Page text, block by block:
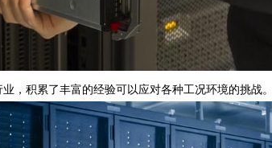
，积累了丰富的经验可以应对各种工况环境的挑战